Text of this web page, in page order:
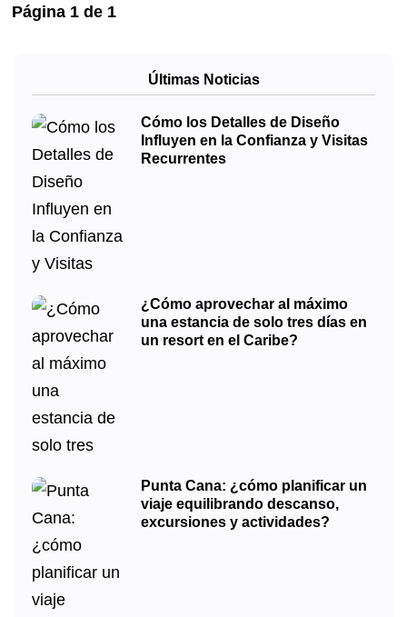
Página 1 de 1
Últimas Noticias
Cómo los Detalles de Diseño
Influyen en la Confianza y Visitas
Recurrentes
¿Cómo aprovechar al máximo
una estancia de solo tres días en
un resort en el Caribe?
Punta Cana: ¿cómo planificar un
viaje equilibrando descanso,
excursiones y actividades?